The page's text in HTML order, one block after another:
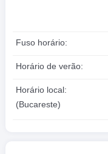
Fuso horário:
Horário de verão:
Horário local:
(Bucareste)